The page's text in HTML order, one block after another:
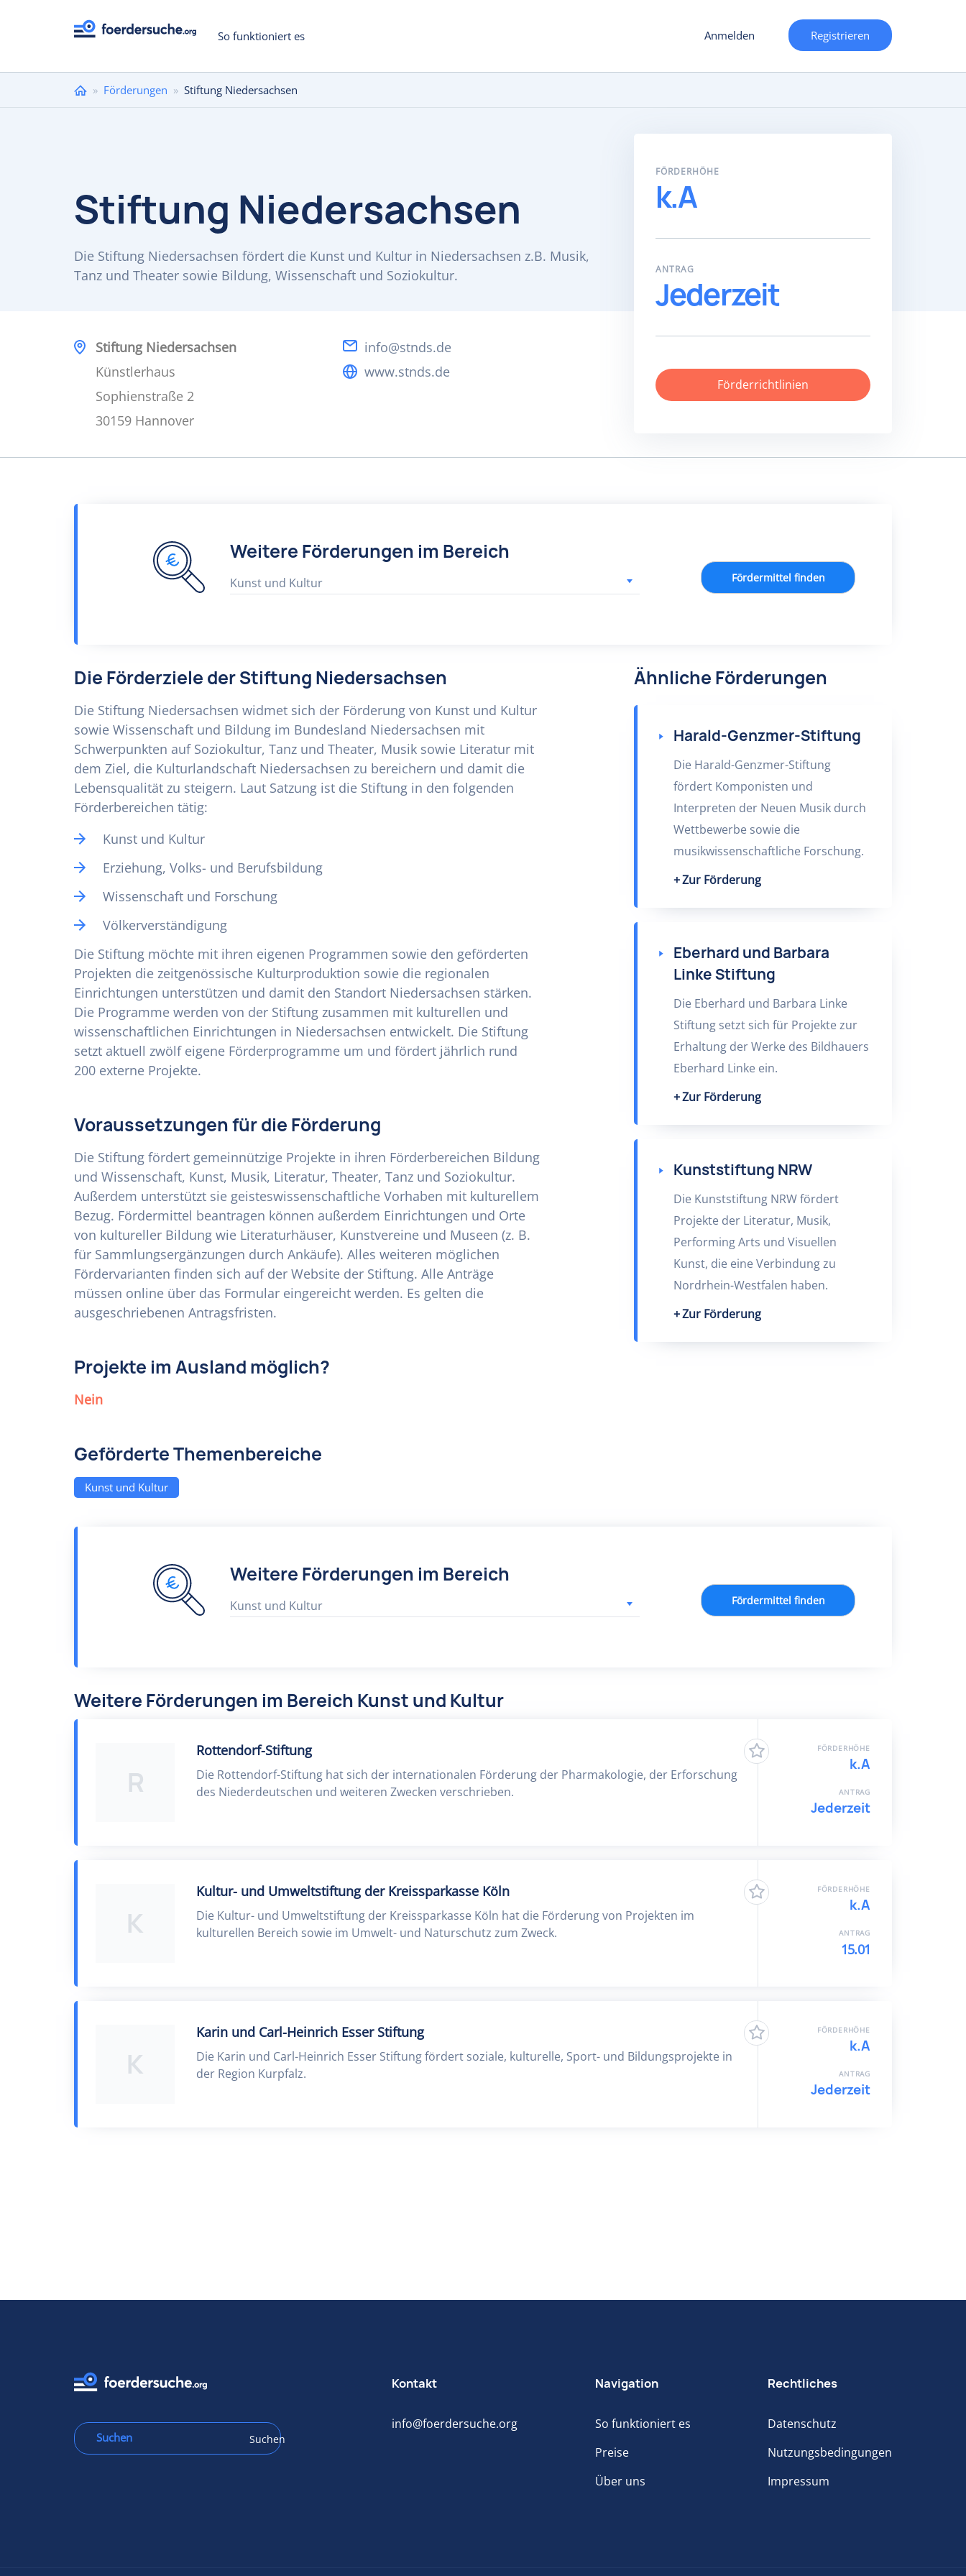
So funktioniert es Anmelden Registrieren
Sie
» Förderungen » Stiftung Niedersachsen
Stiftung Niedersachsen
Die Stiftung Niedersachsen fördert die Kunst und Kultur in Niedersachsen z.B. Musik,
Tanz und Theater sowie Bildung, Wissenschaft und Soziokultur.
Stiftung Niedersachsen
Künstlerhaus
Sophienstraße 2
30159 Hannover
info@stnds.de
www.stnds.de
FÖRDERHÖHE
k.A
ANTRAG
Jederzeit
Förderrichtlinien
Weitere Förderungen im Bereich
Kunst und Kultur Fördermittel finden
Die Förderziele der Stiftung Niedersachsen
Die Stiftung Niedersachsen widmet sich der Förderung von Kunst und Kultur
sowie Wissenschaft und Bildung im Bundesland Niedersachsen mit
Schwerpunkten auf Soziokultur, Tanz und Theater, Musik sowie Literatur mit
dem Ziel, die Kulturlandschaft Niedersachsen zu bereichern und damit die
Lebensqualität zu steigern. Laut Satzung ist die Stiftung in den folgenden
Förderbereichen tätig:
Kunst und Kultur
Erziehung, Volks- und Berufsbildung
Wissenschaft und Forschung
Völkerverständigung
Die Stiftung möchte mit ihren eigenen Programmen sowie den geförderten
Projekten die zeitgenössische Kulturproduktion sowie die regionalen
Einrichtungen unterstützen und damit den Standort Niedersachsen stärken.
Die Programme werden von der Stiftung zusammen mit kulturellen und
wissenschaftlichen Einrichtungen in Niedersachsen entwickelt. Die Stiftung
setzt aktuell zwölf eigene Förderprogramme um und fördert jährlich rund
200 externe Projekte.
Voraussetzungen für die Förderung
Die Stiftung fördert gemeinnützige Projekte in ihren Förderbereichen Bildung
und Wissenschaft, Kunst, Musik, Literatur, Theater, Tanz und Soziokultur.
Außerdem unterstützt sie geisteswissenschaftliche Vorhaben mit kulturellem
Bezug. Fördermittel beantragen können außerdem Einrichtungen und Orte
von kultureller Bildung wie Literaturhäuser, Kunstvereine und Museen (z. B.
für Sammlungsergänzungen durch Ankäufe). Alles weiteren möglichen
Fördervarianten finden sich auf der Website der Stiftung. Alle Anträge
müssen online über das Formular eingereicht werden. Es gelten die
ausgeschriebenen Antragsfristen.
Projekte im Ausland möglich?
Nein
Geförderte Themenbereiche
Kunst und Kultur
Ähnliche Förderungen
Harald-Genzmer-Stiftung
Die Harald-Genzmer-Stiftung
fördert Komponisten und
Interpreten der Neuen Musik durch
Wettbewerbe sowie die
musikwissenschaftliche Forschung.
Zur Förderung
Eberhard und Barbara
Linke Stiftung
Die Eberhard und Barbara Linke
Stiftung setzt sich für Projekte zur
Erhaltung der Werke des Bildhauers
Eberhard Linke ein.
Zur Förderung
Kunststiftung NRW
Die Kunststiftung NRW fördert
Projekte der Literatur, Musik,
Performing Arts und Visuellen
Kunst, die eine Verbindung zu
Nordrhein-Westfalen haben.
Zur Förderung
Weitere Förderungen im Bereich
Kunst und Kultur Fördermittel finden
Weitere Förderungen im Bereich Kunst und Kultur
R
Rottendorf-Stiftung
Die Rottendorf-Stiftung hat sich der internationalen Förderung der Pharmakologie, der Erforschung
des Niederdeutschen und weiteren Zwecken verschrieben.
FÖRDERHÖHE
k.A
ANTRAG
Jederzeit
K
Kultur- und Umweltstiftung der Kreissparkasse Köln
Die Kultur- und Umweltstiftung der Kreissparkasse Köln hat die Förderung von Projekten im
kulturellen Bereich sowie im Umwelt- und Naturschutz zum Zweck.
FÖRDERHÖHE
k.A
ANTRAG
15.01
K
Karin und Carl-Heinrich Esser Stiftung
Die Karin und Carl-Heinrich Esser Stiftung fördert soziale, kulturelle, Sport- und Bildungsprojekte in
der Region Kurpfalz.
FÖRDERHÖHE
k.A
ANTRAG
Jederzeit
Suchen
Kontakt
info@foerdersuche.org
Navigation
So funktioniert es
Preise
Über uns
Rechtliches
Datenschutz
Nutzungsbedingungen
Impressum